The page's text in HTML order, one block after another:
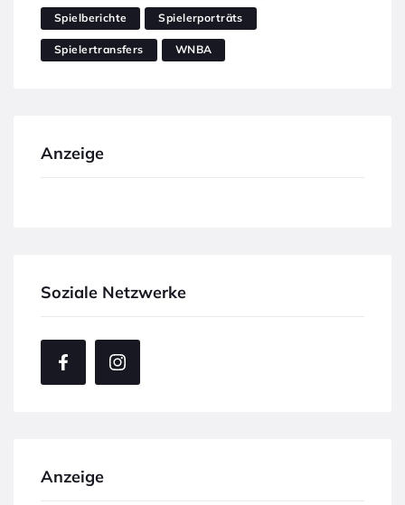
Spielberichte Spielerporträts
Spielertransfers WNBA
Anzeige
Soziale Netzwerke
Anzeige